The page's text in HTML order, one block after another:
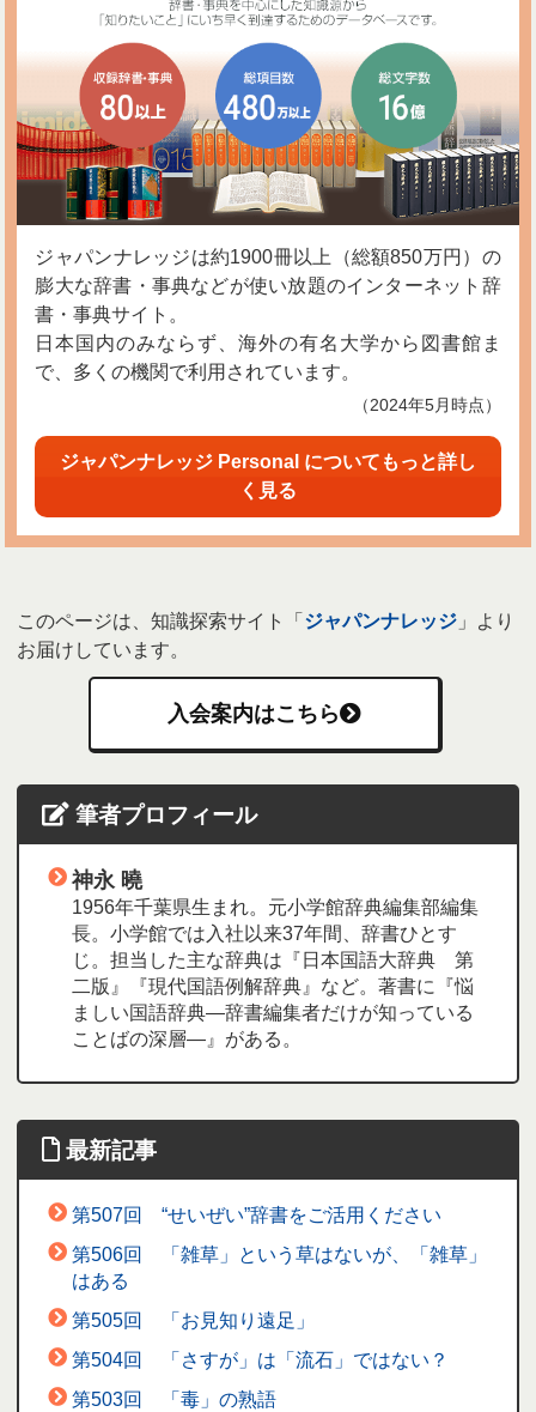
ジャパンナレッジは約1900冊以上（総額850万円）の
膨大な辞書・事典などが使い放題のインターネット辞
書・事典サイト。
日本国内のみならず、海外の有名大学から図書館ま
で、多くの機関で利用されています。
（2024年5月時点）
ジャパンナレッジ Personal についてもっと詳し
く見る
このページは、知識探索サイト「 ジャパンナレッジ 」より
お届けしています。
入会案内はこちら
筆者プロフィール
神永 曉
1956年千葉県生まれ。元小学館辞典編集部編集
長。小学館では入社以来37年間、辞書ひとす
じ。担当した主な辞典は『日本国語大辞典 第
二版』『現代国語例解辞典』など。著書に『悩
ましい国語辞典―辞書編集者だけが知っている
ことばの深層―』がある。
最新記事
第507回 “せいぜい”辞書をご活用ください
第506回 「雑草」という草はないが、「雑草」
はある
第505回 「お見知り遠足」
第504回 「さすが」は「流石」ではない？
第503回 「毒」の熟語